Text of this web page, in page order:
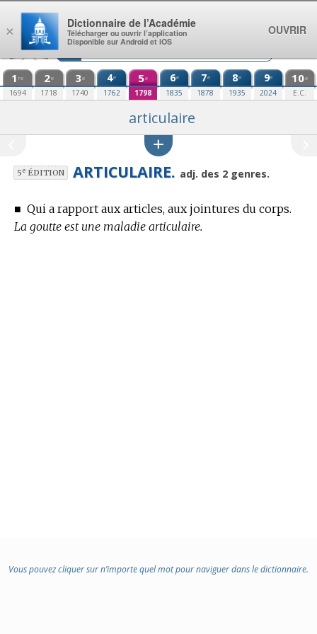
Aller au contenu
1 re
1694
2e
1718
3e
1740
4e
1762
5e
1798
6e
1835
7e
1878
8e
1935
9e
2024
10e
E.C.
articulaire
5eÉDITION ARTICULAIRE. adj. des 2 genres.
■ Qui a rapport aux articles, aux jointures du corps.
La goutte est une maladie articulaire.
Vous pouvez cliquer sur n’importe quel mot pour naviguer dans le dictionnaire.
×
Dictionnaire de l’Académie
Télécharger ou ouvrir l’application
Disponible sur Android et iOS
OUVRIR